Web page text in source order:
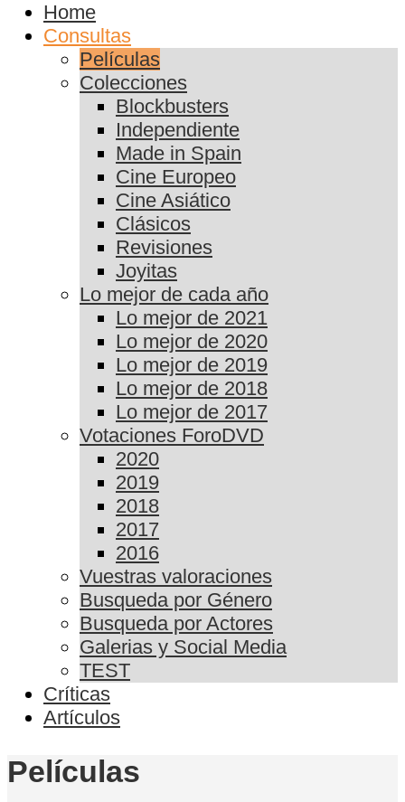
Home
Consultas
Películas
Colecciones
Blockbusters
Independiente
Made in Spain
Cine Europeo
Cine Asiático
Clásicos
Revisiones
Joyitas
Lo mejor de cada año
Lo mejor de 2021
Lo mejor de 2020
Lo mejor de 2019
Lo mejor de 2018
Lo mejor de 2017
Votaciones ForoDVD
2020
2019
2018
2017
2016
Vuestras valoraciones
Busqueda por Género
Busqueda por Actores
Galerias y Social Media
TEST
Críticas
Artículos
Películas